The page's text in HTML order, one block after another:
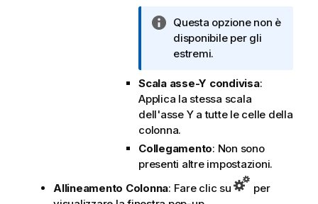
r
m
a
i
c
a
N
o
t
i
n
f
o
r
m
t
Questa opzione non è
disponibile per gli
estremi.
Scala asse-Y condivisa:
Applica la stessa scala
dell'asse Y a tutte le celle della
colonna.
Collegamento: Non sono
presenti altre impostazioni.
Allineamento Colonna: Fare clic su
per